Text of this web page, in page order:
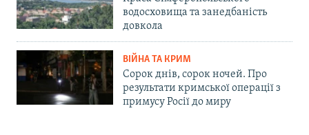
водосховища та занедбаність
довкола
ВІЙНА ТА КРИМ
Сорок днів, сорок ночей. Про
результати кримської операції з
примусу Росії до миру